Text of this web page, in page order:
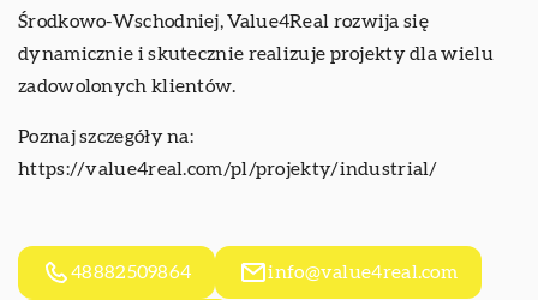
Środkowo-Wschodniej, Value4Real rozwija się
dynamicznie i skutecznie realizuje projekty dla wielu
zadowolonych klientów.
Poznaj szczegóły na:
https://value4real.com/pl/projekty/industrial/
48882509864 info@value4real.com